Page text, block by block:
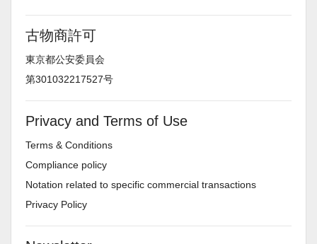
古物商許可
東京都公安委員会
第301032217527号
Privacy and Terms of Use
Terms & Conditions
Compliance policy
Notation related to specific commercial transactions
Privacy Policy